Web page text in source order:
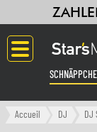
Langue
Accueil DJ DJ